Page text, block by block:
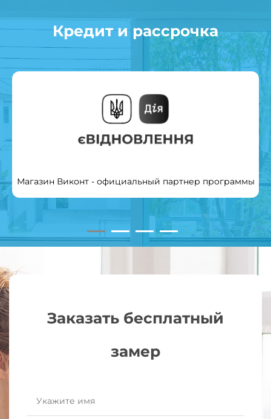
Кредит и рассрочка
Магазин Виконт - официальный партнер программы
Заказать бесплатный
замер